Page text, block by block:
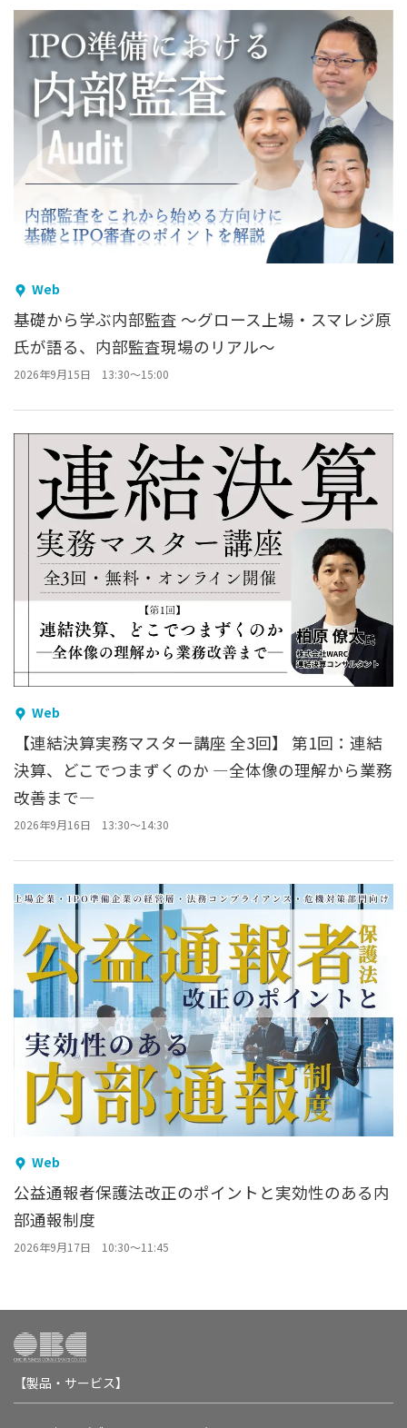
Web
基礎から学ぶ内部監査 ～グロース上場・スマレジ原
氏が語る、内部監査現場のリアル～
2026年9月15日 13:30～15:00
Web
【連結決算実務マスター講座 全3回】 第1回：連結
決算、どこでつまずくのか ―全体像の理解から業務
改善まで―
2026年9月16日 13:30～14:30
Web
公益通報者保護法改正のポイントと実効性のある内
部通報制度
2026年9月17日 10:30～11:45
【製品・サービス】